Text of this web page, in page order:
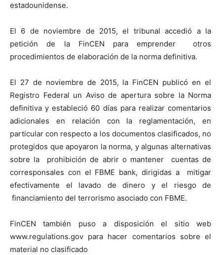
estadounidense.
El 6 de noviembre de 2015, el tribunal accedió a la
petición de la FinCEN para emprender otros
procedimientos de elaboración de la norma definitiva.
El 27 de noviembre de 2015, la FinCEN publicó en el
Registro Federal un Aviso de apertura sobre la Norma
definitiva y estableció 60 días para realizar comentarios
adicionales en relación con la reglamentación, en
particular con respecto a los documentos clasificados, no
protegidos que apoyaron la norma, y algunas alternativas
sobre la prohibición de abrir o mantener cuentas de
corresponsales con el FBME bank, dirigidas a mitigar
efectivamente el lavado de dinero y el riesgo de
financiamiento del terrorismo asociado con FBME.
FinCEN también puso a disposición el sitio web
www.regulations.gov para hacer comentarios sobre el
material no clasificado